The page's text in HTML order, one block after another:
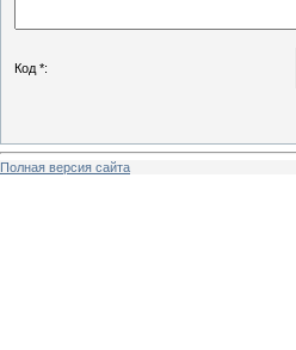
Код *:
Полная версия сайта